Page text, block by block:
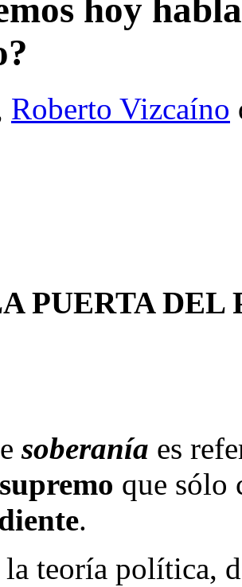
hoy
Roberto Vizcaíno
PUERTA DEL
soberanía es
que sólo
.
la teoría política,